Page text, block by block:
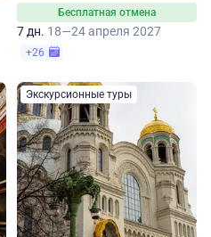
Бесплатная отмена
7 дн. 18—24 апреля 2027
+26
Экскурсионные туры